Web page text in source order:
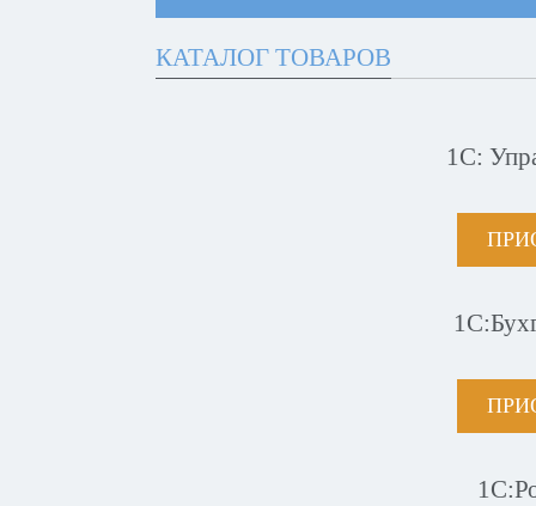
КАТАЛОГ ТОВАРОВ
1С: